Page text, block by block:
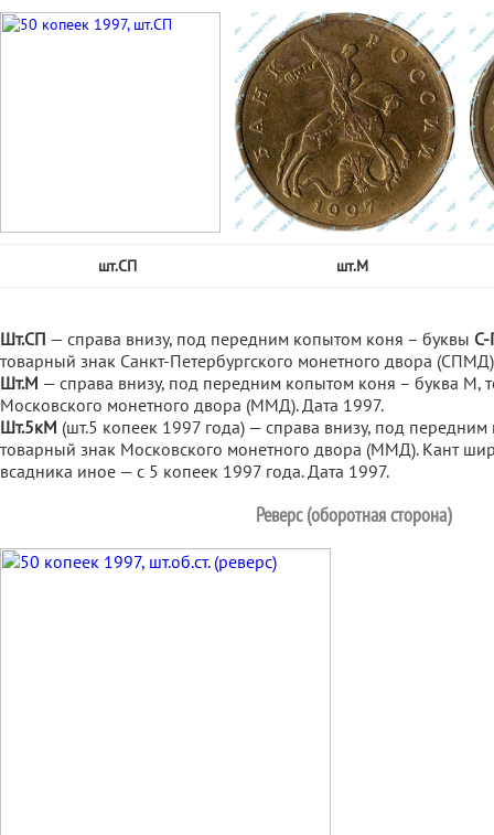
шт.СП шт.М
Шт.СП — справа внизу, под передним копытом коня – буквы
товарный знак Санкт-Петербургского монетного двора
Шт.М — справа внизу, под передним копытом коня – буква М,
Московского монетного двора (ММД). Дата 1997.
Шт.5кМ (шт.5 копеек 1997 года) — справа внизу, под
товарный знак Московского монетного двора (ММД). Кант
всадника иное — с 5 копеек 1997 года. Дата 1997.
Реверс (оборотная сторона)